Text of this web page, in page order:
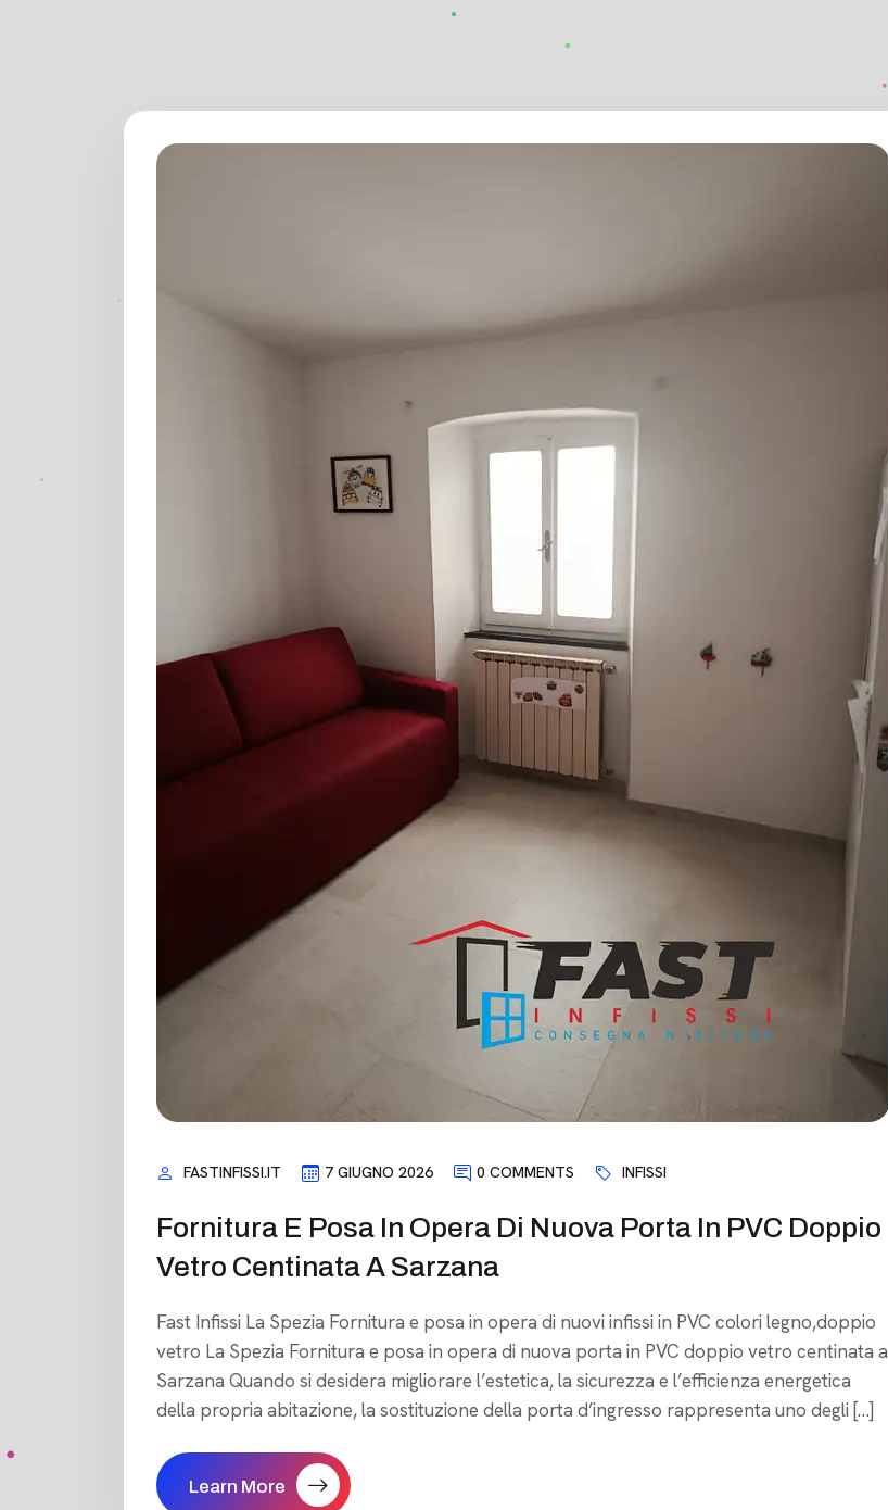
FASTINFISSI.IT 7 GIUGNO 2026 0 COMMENTS INFISSI
Fornitura E Posa In Opera Di Nuova Porta In PVC Doppio
Vetro Centinata A Sarzana
Fast Infissi La Spezia Fornitura e posa in opera di nuovi infissi in PVC colori legno,doppio
vetro La Spezia Fornitura e posa in opera di nuova porta in PVC doppio vetro centinata a
Sarzana Quando si desidera migliorare l’estetica, la sicurezza e l’efficienza energetica
della propria abitazione, la sostituzione della porta d’ingresso rappresenta uno degli […]
Learn More